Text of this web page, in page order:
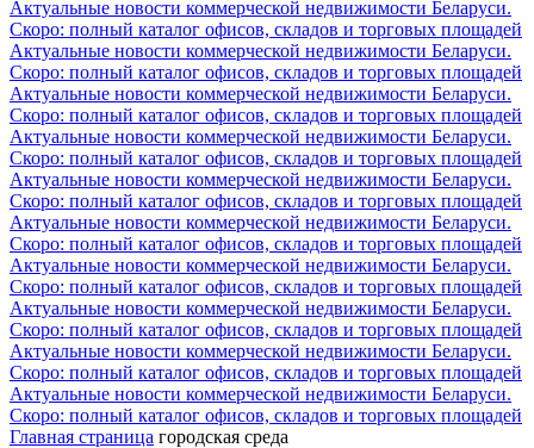
Актуальные новости коммерческой недвижимости Беларуси.
Скоро: полный каталог офисов, складов и торговых площадей
Актуальные новости коммерческой недвижимости Беларуси.
Скоро: полный каталог офисов, складов и торговых площадей
Актуальные новости коммерческой недвижимости Беларуси.
Скоро: полный каталог офисов, складов и торговых площадей
Актуальные новости коммерческой недвижимости Беларуси.
Скоро: полный каталог офисов, складов и торговых площадей
Актуальные новости коммерческой недвижимости Беларуси.
Скоро: полный каталог офисов, складов и торговых площадей
Актуальные новости коммерческой недвижимости Беларуси.
Скоро: полный каталог офисов, складов и торговых площадей
Актуальные новости коммерческой недвижимости Беларуси.
Скоро: полный каталог офисов, складов и торговых площадей
Актуальные новости коммерческой недвижимости Беларуси.
Скоро: полный каталог офисов, складов и торговых площадей
Актуальные новости коммерческой недвижимости Беларуси.
Скоро: полный каталог офисов, складов и торговых площадей
Актуальные новости коммерческой недвижимости Беларуси.
Скоро: полный каталог офисов, складов и торговых площадей
Главная страница городская среда